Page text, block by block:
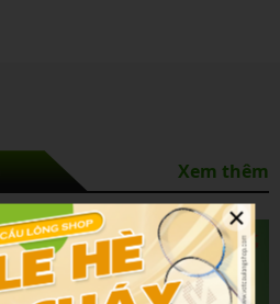
Xem thêm
×